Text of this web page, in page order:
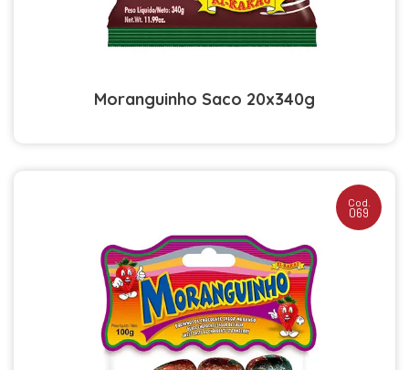
Moranguinho Saco 20x340g
Cod.
069